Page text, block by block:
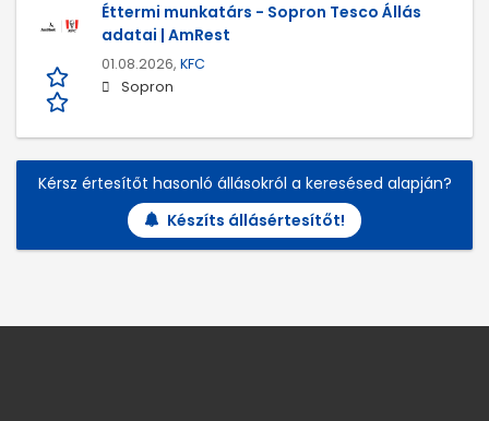
Éttermi munkatárs - Sopron Tesco Állás
adatai | AmRest
01.08.2026, KFC
Sopron
Kérsz értesítőt hasonló állásokról a keresésed alapján?
Készíts állásértesítőt!